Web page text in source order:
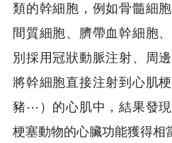
類的幹細胞，例如骨髓細
間質細胞、臍帶血幹細胞
別採用冠狀動脈注射、周
將幹細胞直接注射到心肌
豬⋯）的心肌中，結果發
梗塞動物的心臟功能獲得相